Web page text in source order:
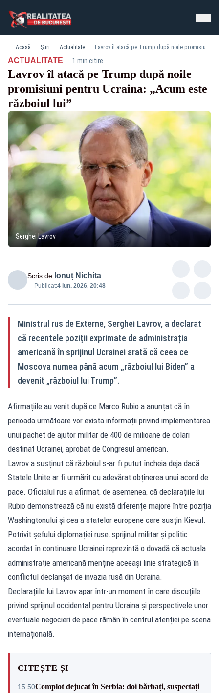
Acasă Știri Actualitate Lavrov îl atacă pe Trump după noile promisiuni pentru Ucraina: „Acum este războiul lui”
ACTUALITATE· 1 min citire
Lavrov îl atacă pe Trump după noile
promisiuni pentru Ucraina: „Acum este
războiul lui”
Serghei Lavrov
Scris de Ionuț Nichita
Publicat:4 iun. 2026, 20:48
Ministrul rus de Externe, Serghei Lavrov, a declarat
că recentele poziții exprimate de administrația
americană în sprijinul Ucrainei arată că ceea ce
Moscova numea până acum „războiul lui Biden” a
devenit „războiul lui Trump”.
Afirmațiile au venit după ce Marco Rubio a anunțat că în
perioada următoare vor exista informații privind implementarea
unui pachet de ajutor militar de 400 de milioane de dolari
destinat Ucrainei, aprobat de Congresul american.
Lavrov a susținut că războiul s-ar fi putut încheia deja dacă
Statele Unite ar fi urmărit cu adevărat obținerea unui acord de
pace. Oficialul rus a afirmat, de asemenea, că declarațiile lui
Rubio demonstrează că nu există diferențe majore între poziția
Washingtonului și cea a statelor europene care susțin Kievul.
Potrivit șefului diplomației ruse, sprijinul militar și politic
acordat în continuare Ucrainei reprezintă o dovadă că actuala
administrație americană menține aceeași linie strategică în
conflictul declanșat de invazia rusă din Ucraina.
Declarațiile lui Lavrov apar într-un moment în care discuțiile
privind sprijinul occidental pentru Ucraina și perspectivele unor
eventuale negocieri de pace rămân în centrul atenției pe scena
internațională.
CITEȘTE ȘI
15:50Complot dejucat în Serbia: doi bărbați, suspectați